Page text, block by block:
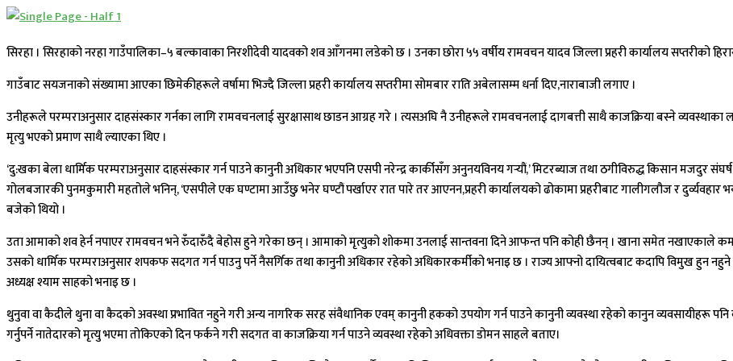
सिरहा । सिरहाको नरहा गाउँपालिका–५ बल्कावाका निरशीदेवी यादवको शव आँगनमा लडेको छ । उनका छोरा ५५ वर्षीय रामवचन यादव जिल्ला प्रहरी कार्यालय सप्तरीको
गाउँबाट सयजनाको संख्यामा आएका छिमेकीहरूले वर्षामा भिज्दै जिल्ला प्रहरी कार्यालय सप्तरीमा सोमबार राति अबेलासम्म धर्ना दिए,नाराबाजी लगाए ।
उनीहरूले परम्पराअनुसार दाहसंस्कार गर्नका लागि रामवचनलाई सुरक्षासाथ छाडन आग्रह गरे । त्यसअघि नै उनीहरूले रामवचनलाई दागबत्ती साथै काजक्रिया बस्ने व्यवस्थाका
मृत्यु भएको प्रमाण साथै ल्याएका थिए ।
‘दु:खका बेला धार्मिक परम्पराअनुसार दाहसंस्कार गर्न पाउने कानुनी अधिकार भएपनि एसपी नरेन्द्र कार्कीसँग अनुनयविनय गर्‍यौं,’ मिटरब्याज तथा ठगीविरुद्ध किसान मजदुर
गोलबजारकी पुनमकुमारी महतोले भनिन्, ‘एसपीले एक घण्टामा आउँछु भनेर घण्टौं पर्खाएर रात पारे तर आएनन,प्रहरी कार्यालयको ढोकामा प्रहरीबाट गालीगलौज र दुर्व्यवहार
बजेको थियो ।
उता आमाको शव हेर्न नपाएर रामवचन भने रुँदारुँदै बेहोस हुने गरेका छन् । आमाको मृत्युको शोकमा उनलाई सान्तवना दिने आफन्त पनि कोही छैनन् । खाना समेत नखाएकाले
उसको धार्मिक परम्पराअनुसार शपकफ सदगत गर्न पाउनु पर्ने नैसर्गिक तथा कानुनी अधिकार रहेको अधिकारकर्मीको भनाइ छ । राज्य आफ्नो दायित्वबाट कदापि विमुख हुन नहुने
अध्यक्ष श्याम साहको भनाइ छ ।
थुनुवा वा कैदीले थुना वा कैदको अवस्था प्रभावित नहुने गरी अन्य नागरिक सरह संवैधानिक एवम् कानुनी हकको उपयोग गर्न पाउने कानुनी व्यवस्था रहेको कानुन व्यवसायीहरू
गर्नुपर्ने नातेदारको मृत्यु भएमा तोकिएको दिन फर्कने गरी सदगत वा काजक्रिया गर्न पाउने व्यवस्था रहेको अधिवक्ता डोमन साहले बताए।